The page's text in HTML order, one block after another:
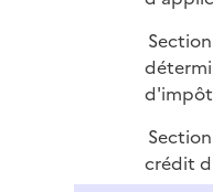
d'impôt
crédit